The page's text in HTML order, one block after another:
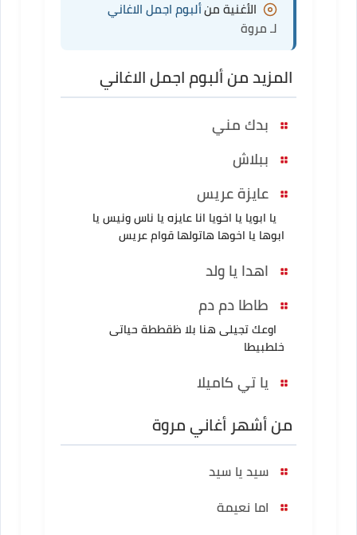
الأغنية منألبوم اجمل الاغاني
لـ مروة
المزيد من ألبوم اجمل الاغاني
بدك مني
ببلاش
عايزة عريس
يا ابويا يا اخويا انا عايزه يا ناس ونيس يا
ابوها يا اخوها هاتولها قوام عريس
اهدا يا ولد
طاطا دم دم
اوعك تجيلى هنا بلا ظقططة حياتى
خلطبيطا
يا تي كاميلا
من أشهر أغاني مروة
سيد يا سيد
اما نعيمة